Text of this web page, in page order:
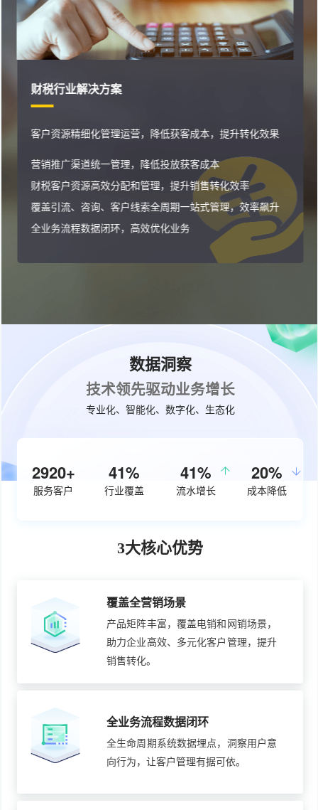
财税行业解决方案
客户资源精细化管理运营，降低获客成本，提升转化效果
营销推广渠道统一管理，降低投放获客成本
财税客户资源高效分配和管理，提升销售转化效率
覆盖引流、咨询、客户线索全周期一站式管理，效率飙升
全业务流程数据闭环，高效优化业务
数据洞察
技术领先驱动业务增长
专业化、智能化、数字化、生态化
3720+
服务客户
54%
行业覆盖
50%
流水增长
27%
成本降低
3大核心优势
覆盖全营销场景
产品矩阵丰富，覆盖电销和网销场景，
助力企业高效、多元化客户管理，提升
销售转化。
全业务流程数据闭环
全生命周期系统数据埋点，洞察用户意
向行为，让客户管理有据可依。